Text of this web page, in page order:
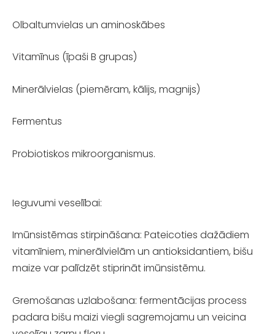
Olbaltumvielas un aminoskābes
Vitamīnus (īpaši B grupas)
Minerālvielas (piemēram, kālijs, magnijs)
Fermentus
Probiotiskos mikroorganismus.
Ieguvumi veselībai:
Imūnsistēmas stirpināšana: Pateicoties dažādiem
vitamīniem, minerālvielām un antioksidantiem, bišu
maize var palīdzēt stiprināt imūnsistēmu.
Gremošanas uzlabošana: fermentācijas process
padara bišu maizi viegli sagremojamu un veicina